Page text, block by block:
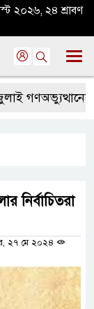
২০২৬, ২৪ শ্রাবণ
গণঅভ্যুত্থানের
নির্বাচিতরা
২৭ মে ২০২৪